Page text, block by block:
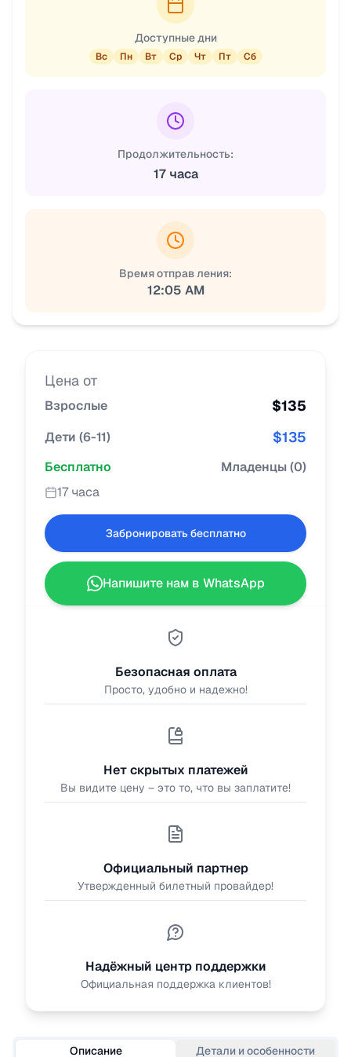
Доступные дни
Вс Пн Вт Ср Чт Пт Сб
Продолжительность:
17 часа
Время отправ ления:
12:05 AM
Цена от
Взрослые $135
Дети (6-11) $135
Бесплатно Младенцы(0)
17 часа
Забронировать бесплатно
Напишите нам в WhatsApp
Безопасная оплата
Просто, удобно и надежно!
Нет скрытых платежей
Вы видите цену – это то, что вы заплатите!
Официальный партнер
Утвержденный билетный провайдер!
Надёжный центр поддержки
Официальная поддержка клиентов!
Описание Детали и особенности